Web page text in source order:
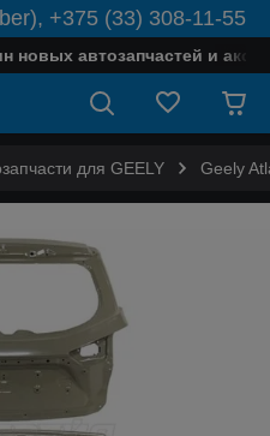
+375 (33) 308-11-55
новых автозапчастей и
для GEELY Geely